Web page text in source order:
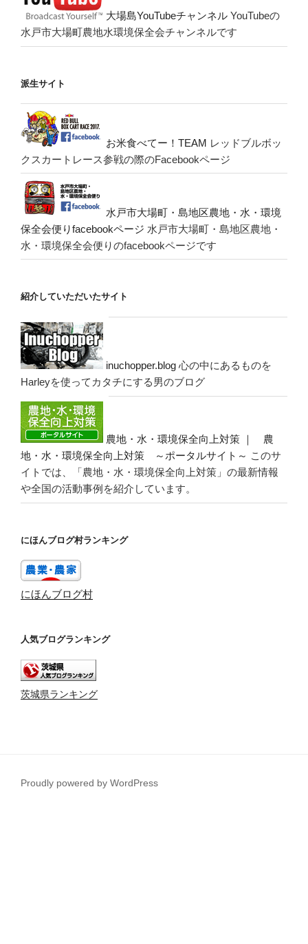
大場島YouTubeチャンネル YouTubeの
水戸市大場町農地水環境保全会チャンネルです
派生サイト
お米食べてー！TEAM レッドブルボッ
クスカートレース参戦の際のFacebookページ
水戸市大場町・島地区農地・水・環境
保全会便りfacebookページ 水戸市大場町・島地区農地・
水・環境保全会便りのfacebookページです
紹介していただいたサイト
inuchopper.blog 心の中にあるものを
Harleyを使ってカタチにする男のブログ
農地・水・環境保全向上対策 ｜ 農
地・水・環境保全向上対策 ～ポータルサイト～ このサ
イトでは、「農地・水・環境保全向上対策」の最新情報
や全国の活動事例を紹介しています。
にほんブログ村ランキング
にほんブログ村
人気ブログランキング
茨城県ランキング
Proudly powered by WordPress